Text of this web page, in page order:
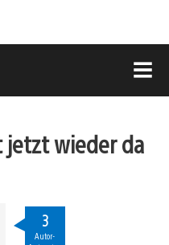
jetzt wieder da
3
Autor-